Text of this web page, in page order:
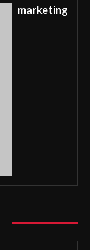
marketing